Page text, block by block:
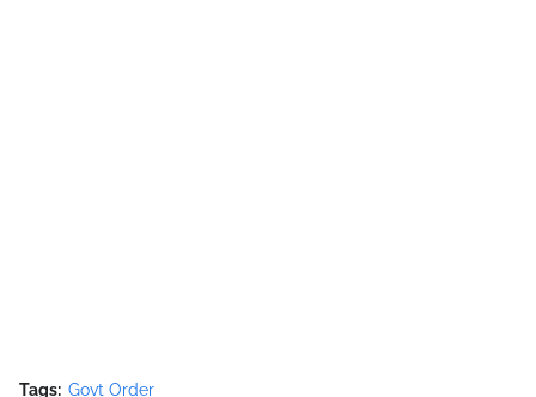
Tags: Govt Order